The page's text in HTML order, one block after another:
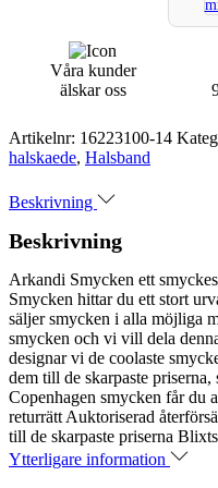
Våra kunder
älskar oss
Artikelnr: 16223100-14
halskaede, Halsband
Beskrivning
Beskrivning
Arkandi Smycken ett
Smycken hittar du ett stort
säljer smycken i alla möjliga
smycken och vi vill dela
designar vi de coolaste
dem till de skarpaste
Copenhagen smycken får du
returrätt Auktoriserad
till de skarpaste priserna
Ytterligare information